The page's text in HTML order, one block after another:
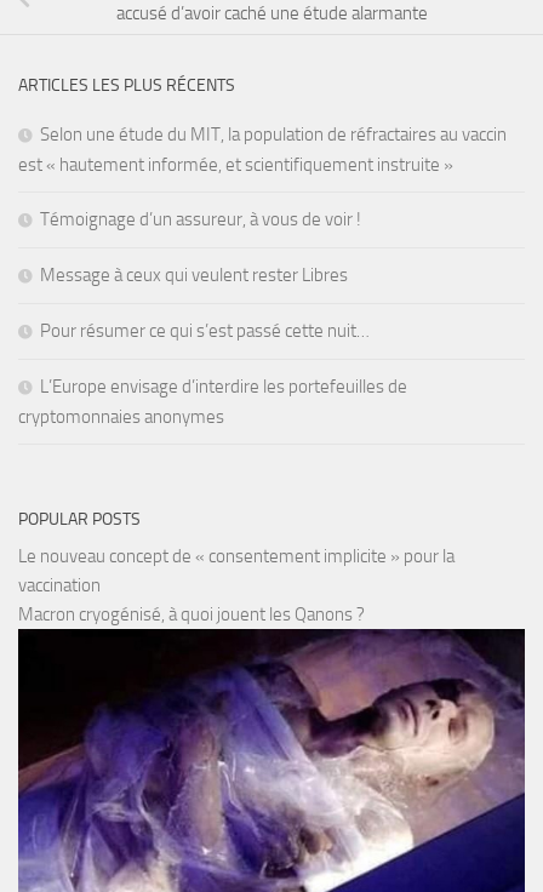
accusé d’avoir caché une étude alarmante
ARTICLES LES PLUS RÉCENTS
Selon une étude du MIT, la population de réfractaires au vaccin
est « hautement informée, et scientifiquement instruite »
Témoignage d’un assureur, à vous de voir !
Message à ceux qui veulent rester Libres
Pour résumer ce qui s’est passé cette nuit…
L’Europe envisage d’interdire les portefeuilles de
cryptomonnaies anonymes
POPULAR POSTS
Le nouveau concept de « consentement implicite » pour la
vaccination
Macron cryogénisé, à quoi jouent les Qanons ?